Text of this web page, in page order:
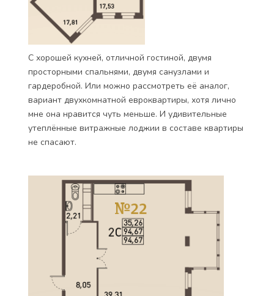
С хорошей кухней, отличной гостиной, двумя
просторными спальнями, двумя санузлами и
гардеробной. Или можно рассмотреть её аналог,
вариант двухкомнатной евроквартиры, хотя лично
мне она нравится чуть меньше. И удивительные
утеплённые витражные лоджии в составе квартиры
не спасают.